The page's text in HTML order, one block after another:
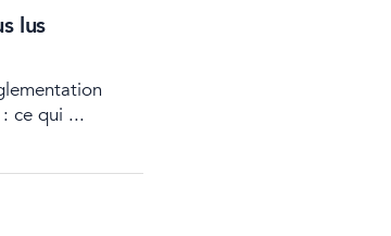
lus
ce qui ...